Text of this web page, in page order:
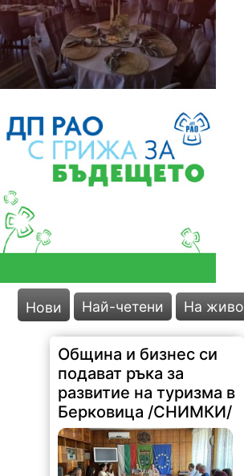
Нови Най-четени На живо
Община и бизнес си
подават ръка за
развитие на туризма в
Берковица /СНИМКИ/